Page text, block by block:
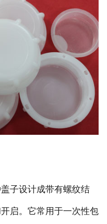
子设计成带有螺纹结
启。它常用于一次性包